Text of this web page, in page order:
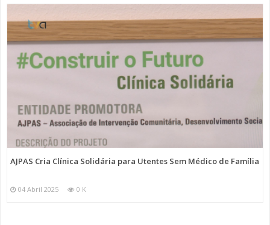
AJPAS Cria Clínica Solidária para Utentes Sem Médico de Família
04 Abril 2025 0 K